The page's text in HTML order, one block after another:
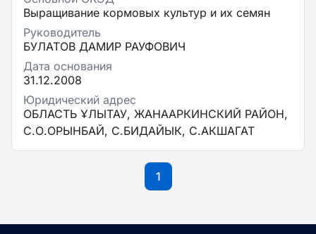
Выращивание кормовых культур и их семян
Руководитель
БУЛАТОВ ДАМИР РАУФОВИЧ
Дата основания
31.12.2008
Юридический адрес
ОБЛАСТЬ ҰЛЫТАУ, ЖАНААРКИНСКИЙ РАЙОН,
С.О.ОРЫНБАЙ, С.БИДАЙЫК, С.АКШАГАТ
1